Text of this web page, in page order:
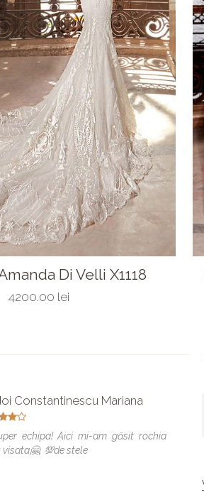
Di Velli X1118
4200.00 lei
Constantinescu Mariana
echipa! Aici mi-am găsit rochia
💯de stele